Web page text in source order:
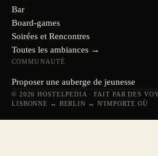
Bar
Board-games
Soirées et Rencontres
Toutes les ambiances →
COMMUNAUTÉ
Proposer une auberge de jeunesse
© 2026 HOSTELPEDIA · FAIT PAR DES
LISBONNE ↔ BERLIN ↔ N'IMPORTE OÙ